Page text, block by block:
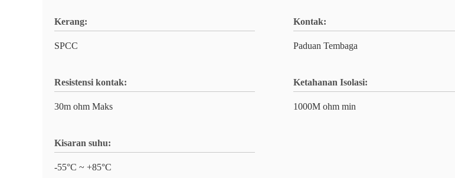
Kerang:
SPCC
Kontak:
Paduan Tembaga
Resistensi kontak:
30m ohm Maks
Ketahanan Isolasi:
1000M ohm min
Kisaran suhu:
-55°C ~ +85°C